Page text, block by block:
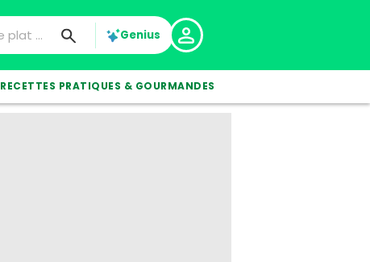
Genius
RECETTES PRATIQUES & GOURMANDES